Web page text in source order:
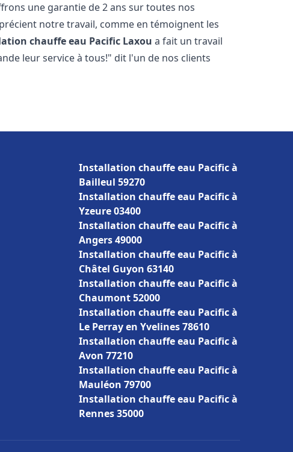
une garantie de 2 ans sur toutes nos
notre travail, comme en témoignent les
chauffe eau Pacific Laxou a fait un travail
leur service à tous!" dit l'un de nos clients
Installation chauffe eau Pacific à
Bailleul 59270
Installation chauffe eau Pacific à
Yzeure 03400
Installation chauffe eau Pacific à
Angers 49000
Installation chauffe eau Pacific à
Châtel Guyon 63140
Installation chauffe eau Pacific à
Chaumont 52000
Installation chauffe eau Pacific à
Le Perray en Yvelines 78610
Installation chauffe eau Pacific à
Avon 77210
Installation chauffe eau Pacific à
Mauléon 79700
Installation chauffe eau Pacific à
Rennes 35000